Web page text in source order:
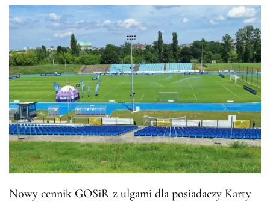
Nowy cennik GOSiR z ulgami dla posiadaczy Karty